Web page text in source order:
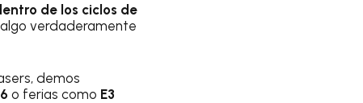
de los ciclos de
verdaderamente
demos
o ferias como E3